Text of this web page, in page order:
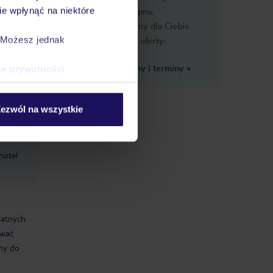
wpłynąć na niektóre
jednak
prywatności
na wszystkie
hotel
do
dostępna.
Przygotowaliśmy dla Ciebie
podobne oferty:
Zobacz inne ceny i terminy »